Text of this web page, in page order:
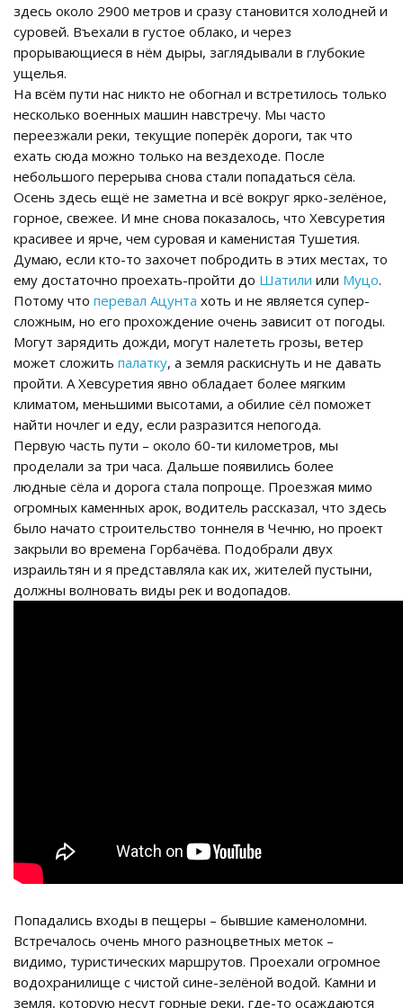
здесь около 2900 метров и сразу становится холодней и
суровей. Въехали в густое облако, и через
прорывающиеся в нём дыры, заглядывали в глубокие
ущелья.
На всём пути нас никто не обогнал и встретилось только
несколько военных машин навстречу. Мы часто
переезжали реки, текущие поперёк дороги, так что
ехать сюда можно только на вездеходе. После
небольшого перерыва снова стали попадаться сёла.
Осень здесь ещё не заметна и всё вокруг ярко-зелёное,
горное, свежее. И мне снова показалось, что Хевсуретия
красивее и ярче, чем суровая и каменистая Тушетия.
Думаю, если кто-то захочет побродить в этих местах, то
ему достаточно проехать-пройти до Шатили или Муцо.
Потому что перевал Ацунта хоть и не является супер-
сложным, но его прохождение очень зависит от погоды.
Могут зарядить дожди, могут налететь грозы, ветер
может сложить палатку, а земля раскиснуть и не давать
пройти. А Хевсуретия явно обладает более мягким
климатом, меньшими высотами, а обилие сёл поможет
найти ночлег и еду, если разразится непогода.
Первую часть пути – около 60-ти километров, мы
проделали за три часа. Дальше появились более
людные сёла и дорога стала попроще. Проезжая мимо
огромных каменных арок, водитель рассказал, что здесь
было начато строительство тоннеля в Чечню, но проект
закрыли во времена Горбачёва. Подобрали двух
израильтян и я представляла как их, жителей пустыни,
должны волновать виды рек и водопадов.
Попадались входы в пещеры – бывшие каменоломни.
Встречалось очень много разноцветных меток –
видимо, туристических маршрутов. Проехали огромное
водохранилище с чистой сине-зелёной водой. Камни и
земля, которую несут горные реки, где-то осаждаются